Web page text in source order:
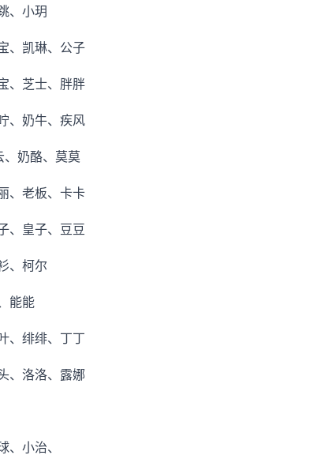
、小玥
、凯琳、公子
、芝士、胖胖
、奶牛、疾风
奶酪、莫莫
、老板、卡卡
、皇子、豆豆
、柯尔
能能
、绯绯、丁丁
、洛洛、露娜
小治、